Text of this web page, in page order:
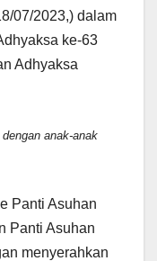
07/2023,) dalam
ke-63
Adhyaksa
anak-anak
Panti Asuhan
Panti Asuhan
menyerahkan